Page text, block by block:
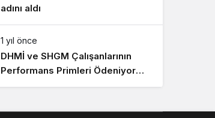
adını aldı
1 yıl önce
DHMİ ve SHGM Çalışanlarının
Performans Primleri Ödeniyor
Mu?